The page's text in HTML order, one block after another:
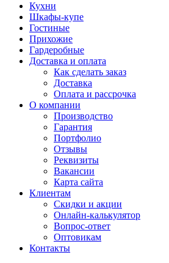
Кухни
Шкафы-купе
Гостиные
Прихожие
Гардеробные
Доставка и оплата
Как сделать заказ
Доставка
Оплата и рассрочка
О компании
Производство
Гарантия
Портфолио
Отзывы
Реквизиты
Вакансии
Карта сайта
Клиентам
Скидки и акции
Онлайн-калькулятор
Вопрос-ответ
Оптовикам
Контакты